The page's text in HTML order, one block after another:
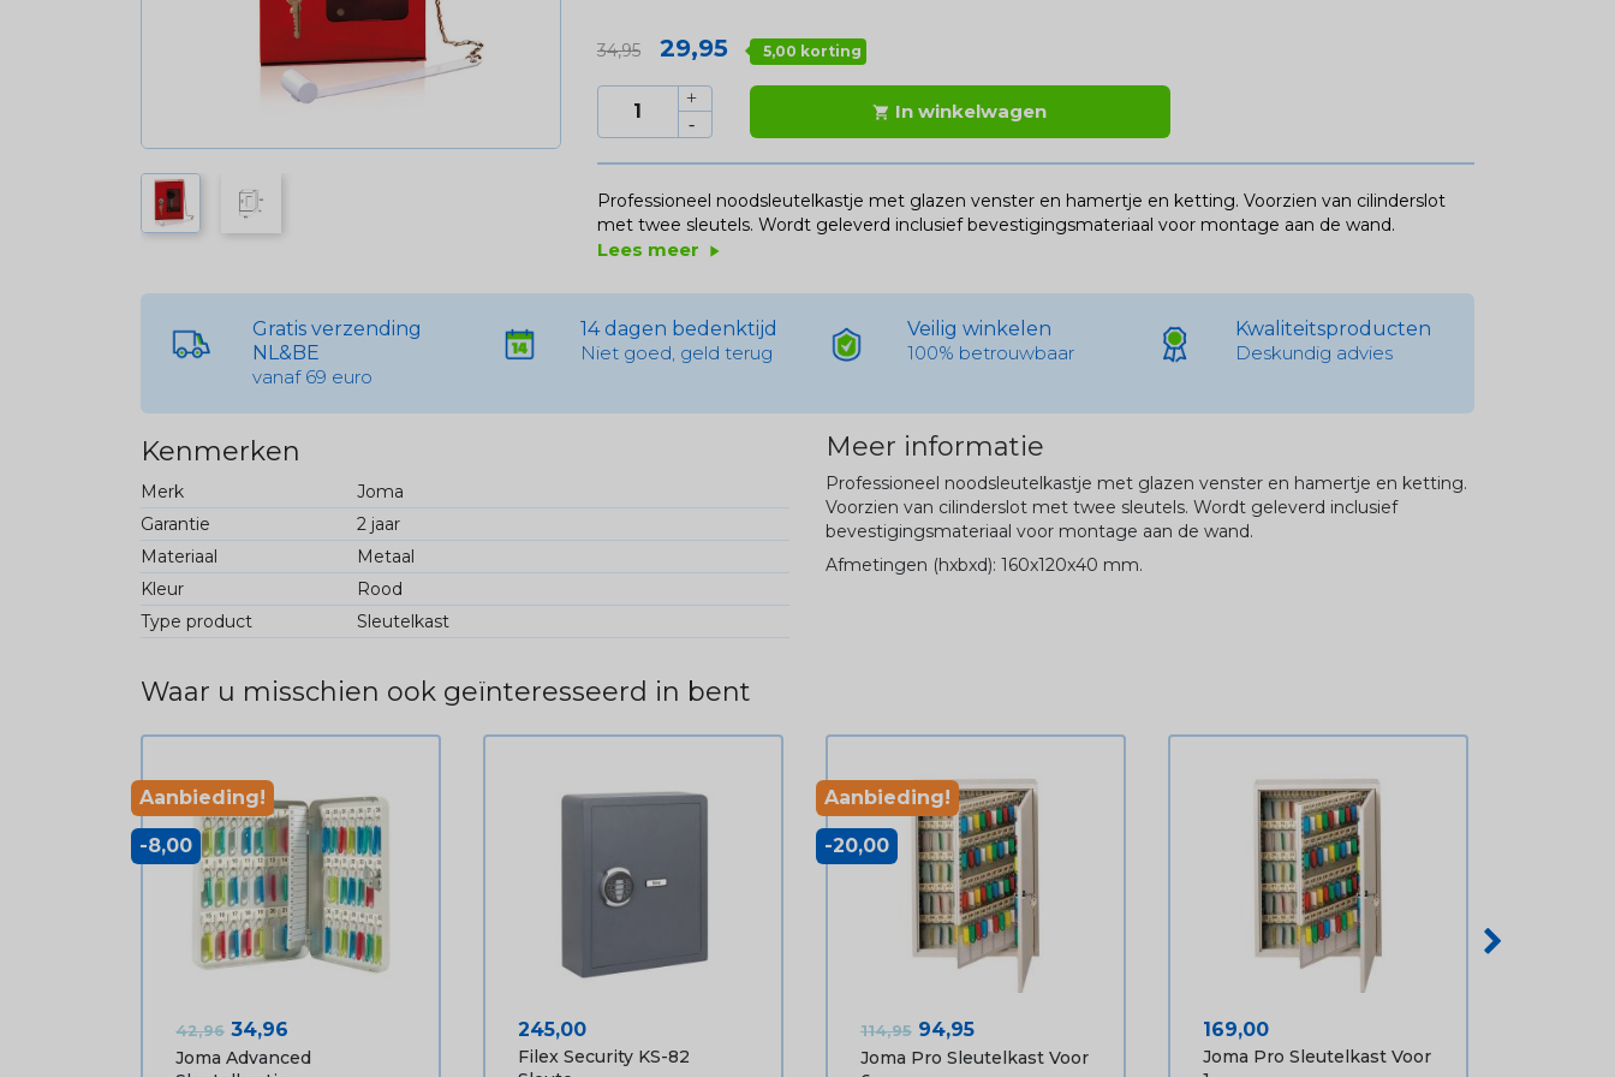
34,95 29,95 5,00 korting
 In winkelwagen
Professioneel noodsleutelkastje met glazen venster en hamertje en ketting. Voorzien van cilinderslot
met twee sleutels. Wordt geleverd inclusief bevestigingsmateriaal voor montage aan de wand.
Lees meer play_arrow
Gratis verzending
NL&BE
vanaf 69 euro
14 dagen bedenktijd
Niet goed, geld terug
Veilig winkelen
100% betrouwbaar
Kwaliteitsproducten
Deskundig advies
Kenmerken
Merk
Joma
Garantie
2 jaar
Materiaal
Metaal
Kleur
Rood
Type product
Sleutelkast
Meer informatie
Professioneel noodsleutelkastje met glazen venster en hamertje en ketting.
Voorzien van cilinderslot met twee sleutels. Wordt geleverd inclusief
bevestigingsmateriaal voor montage aan de wand.
Afmetingen (hxbxd): 160x120x40 mm.
Waar u misschien ook geïnteresseerd in bent
Normale prijs
42,96 Prijs
34,96
Joma Advanced
Aanbieding!
-8,00
Prijs
245,00
Filex Security KS-82
Normale prijs
114,95 Prijs
94,95
Joma Pro Sleutelkast Voor
Aanbieding!
-20,00
Prijs
169,00
Joma Pro Sleutelkast Voor